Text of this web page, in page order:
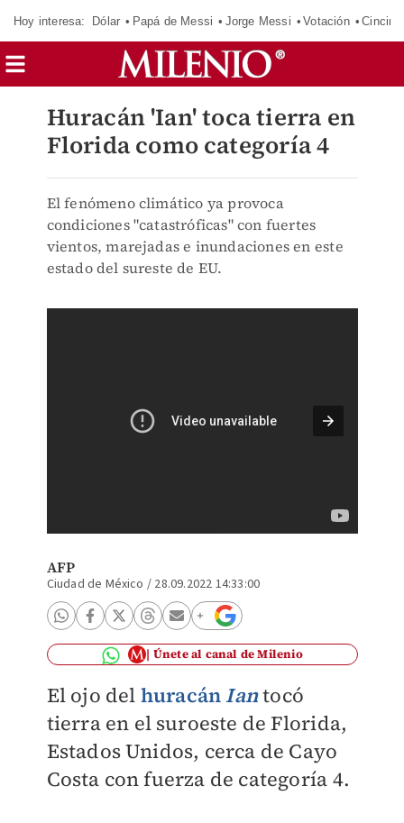
Hoy interesa: Dólar Papá de Messi Jorge Messi Votación
Huracán 'Ian' toca tierra en
Florida como categoría 4
El fenómeno climático ya provoca
condiciones "catastróficas" con fuertes
vientos, marejadas e inundaciones en este
estado del sureste de EU.
AFP
Ciudad de México / 28.09.2022 14:33:00
Únete al canal de Milenio
El ojo del huracán Iantocó
tierra en el suroeste de Florida,
Estados Unidos, cerca de Cayo
Costa con fuerza de categoría 4.